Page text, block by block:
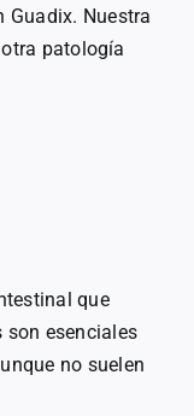
Guadix. Nuestra
patología
que
esenciales
no suelen